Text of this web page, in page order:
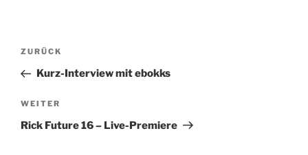
Beitragsnavigation
Vorheriger
Beitrag
ZURÜCK
Kurz-Interview mit ebokks
Nächster
Beitrag
WEITER
Rick Future 16 – Live-Premiere